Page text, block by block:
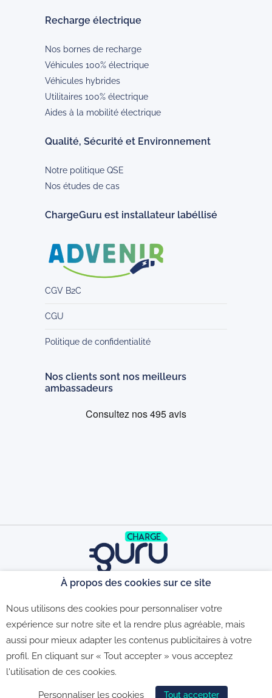
Recharge électrique
Nos bornes de recharge
Véhicules 100% électrique
Véhicules hybrides
Utilitaires 100% électrique
Aides à la mobilité électrique
Qualité, Sécurité et Environnement
Notre politique QSE
Nos études de cas
ChargeGuru est installateur labéllisé
CGV B2C
CGU
Politique de confidentialité
Nos clients sont nos meilleurs
ambassadeurs
©2026 - CGU - CGV - Politique de
confidentialité - Politique de gestion des
cookies
À propos des cookies sur ce site
Nous utilisons des cookies pour personnaliser votre
expérience sur notre site et la rendre plus agréable, mais
aussi pour mieux adapter les contenus publicitaires à votre
profil. En cliquant sur « Tout accepter » vous acceptez
l'utilisation de ces cookies.
Personnaliser les cookies Tout accepter